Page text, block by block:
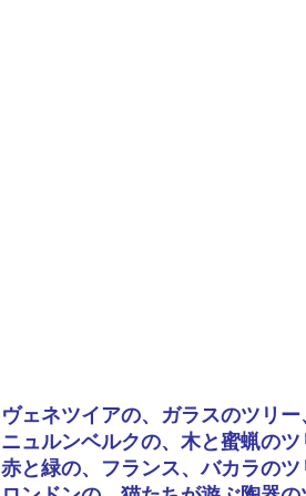
ヴェネツイアの、ガラスのツリー
ニュルンベルクの、木と蜜蝋のツ
赤と緑の、フランス、バカラのツ